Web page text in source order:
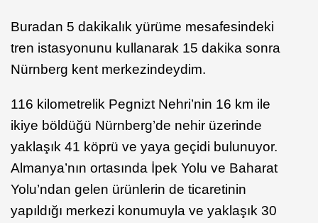
Buradan 5 dakikalık yürüme mesafesindeki
tren istasyonunu kullanarak 15 dakika sonra
Nürnberg kent merkezindeydim.
116 kilometrelik Pegnizt Nehri’nin 16 km ile
ikiye böldüğü Nürnberg’de nehir üzerinde
yaklaşık 41 köprü ve yaya geçidi bulunuyor.
Almanya’nın ortasında İpek Yolu ve Baharat
Yolu’ndan gelen ürünlerin de ticaretinin
yapıldığı merkezi konumuyla ve yaklaşık 30